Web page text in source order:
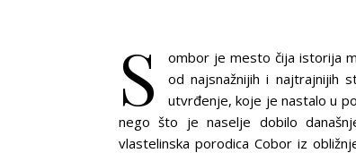
S
ombor je mesto čija istorija
od najsnažnijih i najtrajnijih
utvrđenje, koje je nastalo u
nego što je naselje dobilo
vlastelinska porodica Cobor iz